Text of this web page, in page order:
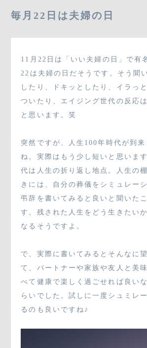
毎月22日は夫婦の日
11月22日は「いい夫婦の日」で有
22は夫婦の日だそうです。そう聞
したり、ドキッとしたり、イラっ
ついたり、エイジング世代の反応
と思います。笑
突然ですが、人生100年時代が到来
ね。実際はもう少し短いと思いま
代は人生の折り返し地点。人生の
きには、自分の葬儀をシミュレー
弔辞を書いてみると良いと聞いた
す。残された人生をどう生きたい
なるそうですよ。
で、実際に書いてみるとそんなに
て、パートナーや家族や友人と美
べて健康で楽しく過ごせれば良い
らいでした。試しに一度シュミレ
るのも良いですね♪
03-3796-8880
SHOP